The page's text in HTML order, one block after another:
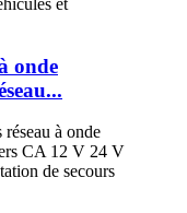
onde